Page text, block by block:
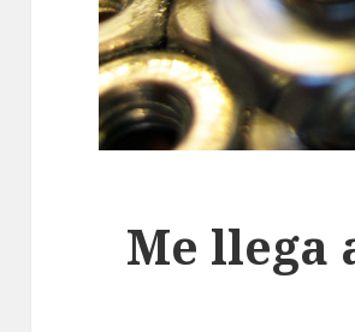
Me llega